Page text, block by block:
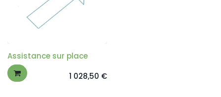
Assistance sur place
1 028,50 €